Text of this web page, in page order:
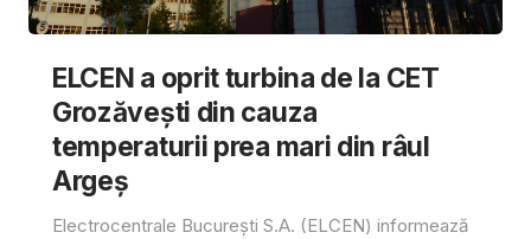
ELCEN a oprit turbina de la CET
Grozăvești din cauza
temperaturii prea mari din râul
Argeș
Electrocentrale București S.A. (ELCEN) informează